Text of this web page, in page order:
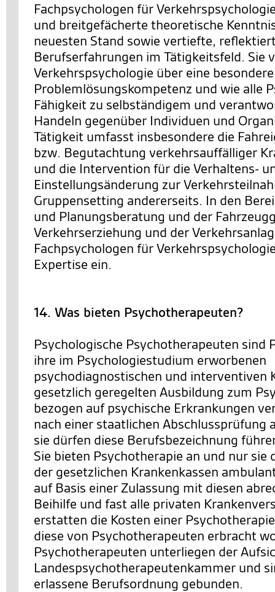
Fachpsychologen für
und breitgefächerte theoretische
neuesten Stand sowie vertiefte,
Berufserfahrungen im Tätigkeitsfeld. Sie
Verkehrspsychologie über eine besondere
Problemlösungskompetenz und wie alle
Fähigkeit zu selbständigem und
Handeln gegenüber Individuen und
Tätigkeit umfasst insbesondere die
bzw. Begutachtung verkehrsauffälliger
und die Intervention für die Verhaltens-
Einstellungsänderung zur
Gruppensetting andererseits. In den
und Planungsberatung und der
Verkehrserziehung und der
Fachpsychologen für
Expertise ein.
14. Was bieten Psychotherapeuten?
Psychologische Psychotherapeuten sind
ihre im Psychologiestudium erworbenen
psychodiagnostischen und interventiven
gesetzlich geregelten Ausbildung zum
bezogen auf psychische Erkrankungen
nach einer staatlichen Abschlussprüfung
sie dürfen diese Berufsbezeichnung
Sie bieten Psychotherapie an und nur sie
der gesetzlichen Krankenkassen
auf Basis einer Zulassung mit diesen
Beihilfe und fast alle privaten
erstatten die Kosten einer
diese von Psychotherapeuten erbracht
Psychotherapeuten unterliegen der
Landespsychotherapeutenkammer und
erlassene Berufsordnung gebunden.